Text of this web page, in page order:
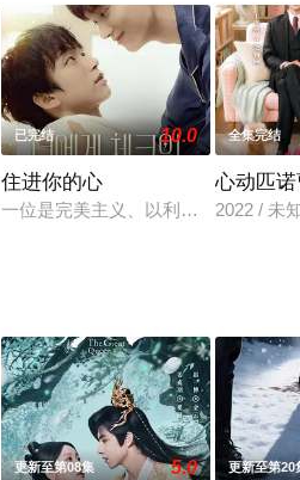
已完结 10.0
住进你的心
一位是完美主义、以利益为重的冷酷
全集完结
心动匹
2022 / 未
更新至第08集 5.0 更新至第20